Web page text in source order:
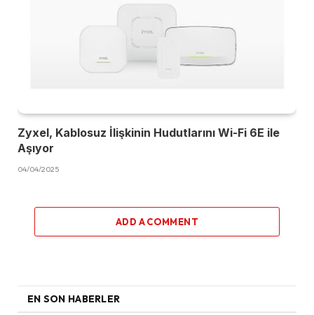
Zyxel, Kablosuz İlişkinin Hudutlarını Wi-Fi 6E ile
Aşıyor
04/04/2025
ADD A COMMENT
EN SON HABERLER